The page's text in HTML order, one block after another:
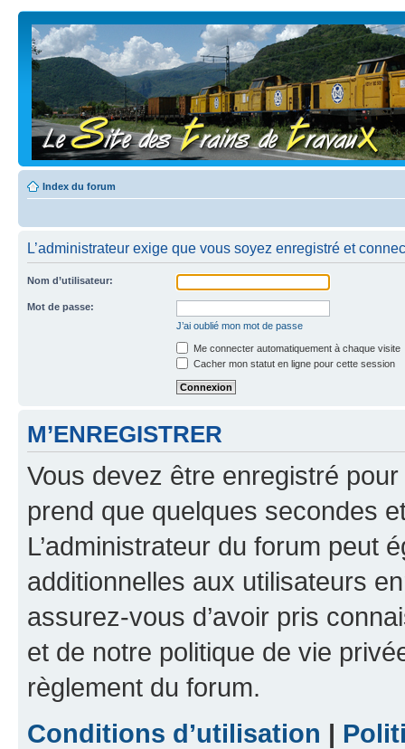
Index du forum
L’administrateur exige que vous soyez enregistré et
Nom d’utilisateur:
Mot de passe:
J’ai oublié mon mot de passe
Me connecter automatiquement à chaque visite
Cacher mon statut en ligne pour cette session
M’ENREGISTRER
Vous devez être enregistré
prend que quelques secondes
L’administrateur du forum peut
additionnelles aux utilisateurs
assurez-vous d’avoir pris
et de notre politique de vie
règlement du forum.
Conditions d’utilisation |